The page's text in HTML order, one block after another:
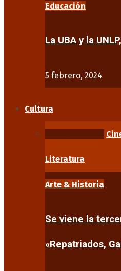
Educación
La UBA y la
5 febrero, 2024
Cultura
Literatura
Arte & Historia
Se viene la
«Repatriados,